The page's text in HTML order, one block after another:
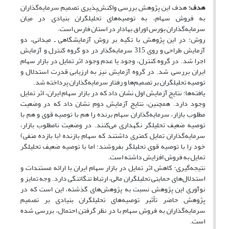
هدف:هدف این پژوهش بررسی واکنش‌پذیری تصمیم سرمایه‌گذاران
به فروش سهام، به توصیه‌های تحلیلگران بنیادی در میان
سرمایه‌گذاران بورس اوراق بهادار در استان فارس است.
روش: در این پژوهش با تکیه بر روش آزمایشگاهی ـ میدانی، دو
آزمایش طراحی و روی 315 سرمایه‌گذار در دو گروه کنترل و آزمایش
اجرا شد. در گروه کنترل، وجود یا عدم وجود اثر تمایل در بازار سهام
ایران بررسی شد. در گروه آزمایش نیز به ارزیابی قدرت استدلال و
توصیه تحلیلگران بر تصمیم‌ها و رفتار سرمایه‌گذاران پرداخته شد.
یافته‌ها: نتایج آزمایش اول نشان داد که در بازار سهام ایران، اثر تمایل
وجود دارد. همچنین، نتایج آزمایش دوم نشان داد که در وضعیت
مطلوب بازار، سرمایه‌گذاران سهام برنده را هم با توصیه قوی و هم با
توصیه ضعیف تحلیلگر نگهداری می‌کنند. در وضعیت نامطلوب بازار،
سرمایه‌گذاران تمایل کمتری داشتند که سهام بازنده (با بازده منفی)
خود را با توصیه قوی تحلیلگر بفروشند؛ اما با توصیه ضعیف تحلیلگر
تمایل به فروش افزایش داشته است.
نتیجه‌گیری: کاهش اثر تمایل در بازار سهام ایران با ارائه مستندات و
استدلال‌های حمایتی تحلیلگران مالی، ارتباط تنگاتنگی دارد. وجه تمایز و
نوآوری این پژوهش نسبت به پژوهش‌های گذشته، این است که در
پژوهش حاضر تأثیر توصیه‌های تحلیلگران بنیادی بر تصمیم
سرمایه‌گذاران به فروش سهام با در نظر گرفتن احتمال، بررسی شده
است.